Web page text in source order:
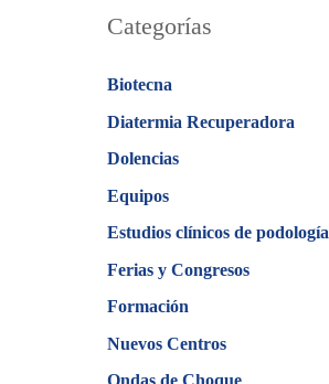
Categorías
Biotecna
Diatermia Recuperadora
Dolencias
Equipos
Estudios clínicos de podología
Ferias y Congresos
Formación
Nuevos Centros